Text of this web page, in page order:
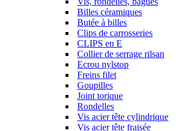
Billes céramiques
Butée à billes
Clips de carrosseries
CLIPS en E
Collier de serrage rilsan
Ecrou nylstop
Freins filet
Goupilles
Joint torique
Rondelles
Vis acier tête cylindrique
Vis acier tête fraisée